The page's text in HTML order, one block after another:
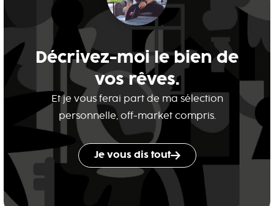
Décrivez-moi le bien de
vos rêves.
Et je vous ferai part de ma sélection
personnelle, off-market compris.
Je vous dis tout